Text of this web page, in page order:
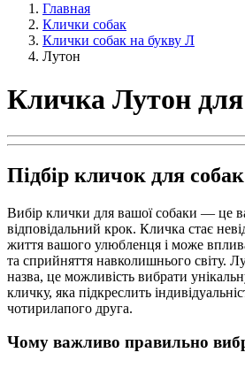
Главная
Клички собак
Клички собак на букву Л
Лутон
Кличка Лутон
Підбір кличок для
Вибір клички для вашої собаки — це
відповідальний крок. Кличка стає
життя вашого улюбленця і може
та сприйняття навколишнього світу.
назва, це можливість вибрати
кличку, яка підкреслить
чотирилапого друга.
Чому важливо правильно